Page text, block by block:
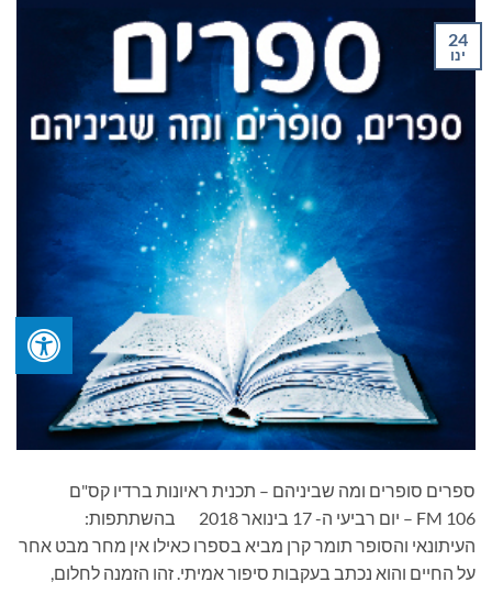
24
ינו
ספרים סופרים ומה שביניהם – תכנית ראיונות ברדיו קס"ם
106 FM – יום רביעי ה- 17 בינואר 2018 בהשתתפות:
העיתונאי והסופר תומר קרן מביא בספרו כאילו אין מחר מבט אחר
על החיים והוא נכתב בעקבות סיפור אמיתי. זהו הזמנה לחלום,